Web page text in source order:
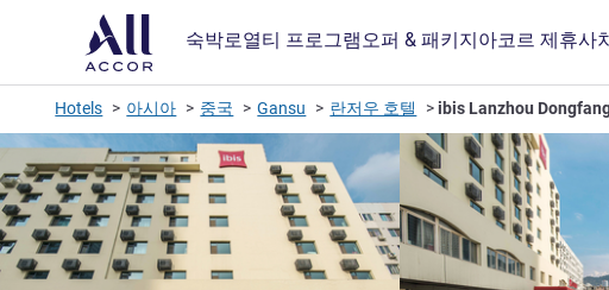
숙박로열티 프로그램 오퍼 & 패키지아코르 제휴사
Hotels 아시아 중국 Gansu 란저우 호텔 ibis Lanzhou